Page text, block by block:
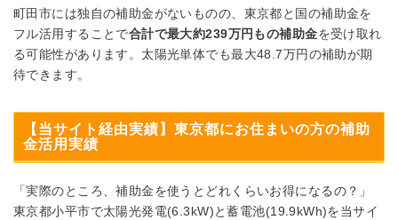
町田市には独自の補助金がないものの、東京都と国の補助金を
フル活用することで合計で最大約239万円もの補助金を受け取れ
る可能性があります。太陽光単体でも最大48.7万円の補助が期
待できます。
【当サイト経由実績】東京都にお住まいの方の補助
金活用実績
「実際のところ、補助金を使うとどれくらいお得になるの？」
東京都小平市で太陽光発電(6.3kW)と蓄電池(19.9kWh)を当サイ